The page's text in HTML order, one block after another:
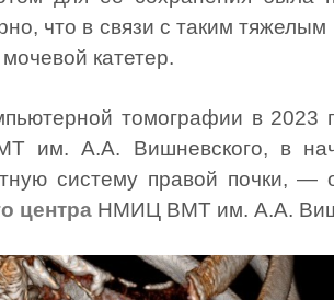
что в связи с таким
катетер.
томографии в 2023
А.А. Вишневского, в
систему правой почки, —
центра НМИЦ ВМТ им. А.А.